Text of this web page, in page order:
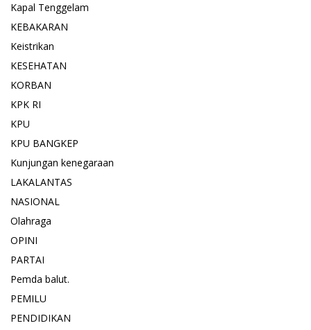
Kapal Tenggelam
KEBAKARAN
Keistrikan
KESEHATAN
KORBAN
KPK RI
KPU
KPU BANGKEP
Kunjungan kenegaraan
LAKALANTAS
NASIONAL
Olahraga
OPINI
PARTAI
Pemda balut.
PEMILU
PENDIDIKAN